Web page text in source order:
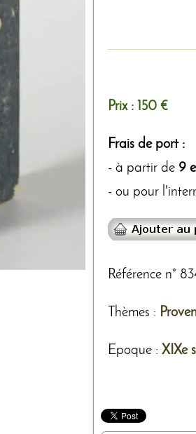
Prix : 150 €
Frais de port :
- à partir de 9
- ou pour
Référence n°
Thèmes :
Epoque : XIXe